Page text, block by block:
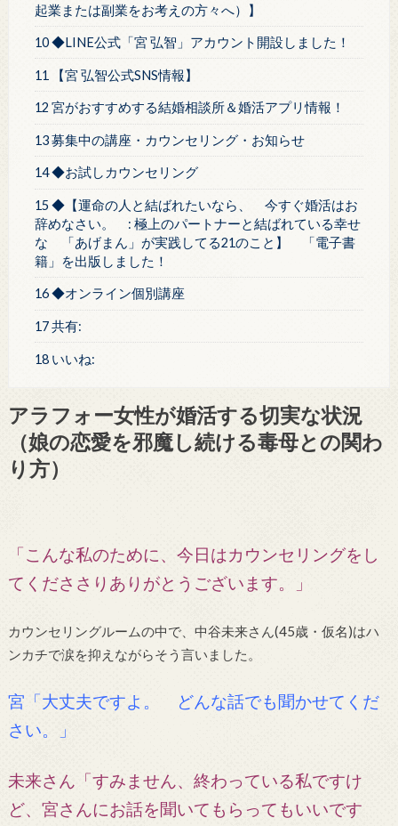
起業または副業をお考えの方々へ）】
10 ◆LINE公式「宮 弘智」アカウント開設しました！
11 【宮 弘智公式SNS情報】
12 宮がおすすめする結婚相談所＆婚活アプリ情報！
13 募集中の講座・カウンセリング・お知らせ
14 ◆お試しカウンセリング
15 ◆【運命の人と結ばれたいなら、 今すぐ婚活はお
辞めなさい。 : 極上のパートナーと結ばれている幸せ
な 「あげまん」が実践してる21のこと】 「電子書
籍」を出版しました！
16 ◆オンライン個別講座
17 共有:
18 いいね:
アラフォー女性が婚活する切実な状況
（娘の恋愛を邪魔し続ける毒母との関わ
り方）
「こんな私のために、今日はカウンセリングをし
てくだささりありがとうございます。」
カウンセリングルームの中で、中谷未来さん(45歳・仮名)はハ
ンカチで涙を抑えながらそう言いました。
宮「大丈夫ですよ。 どんな話でも聞かせてくだ
さい。」
未来さん「すみません、終わっている私ですけ
ど、宮さんにお話を聞いてもらってもいいです